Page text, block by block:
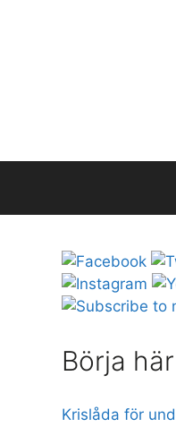
Börja här
Krislåda för